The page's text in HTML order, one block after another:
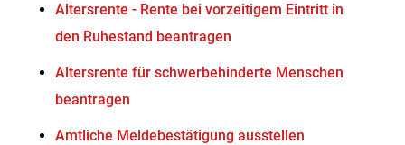
Altersrente - Rente bei vorzeitigem Eintritt in
den Ruhestand beantragen
Altersrente für schwerbehinderte Menschen
beantragen
Amtliche Meldebestätigung ausstellen